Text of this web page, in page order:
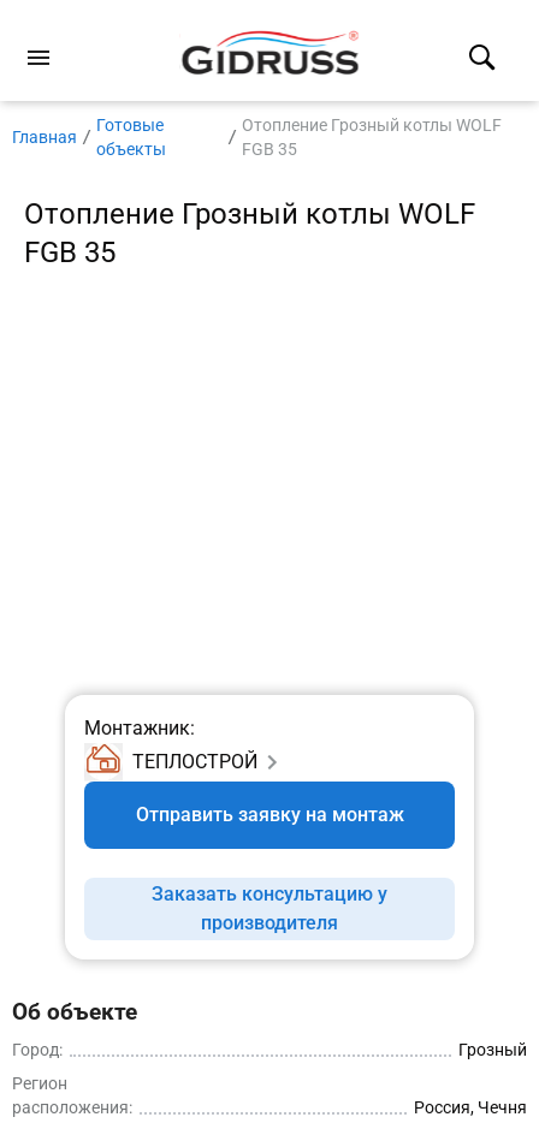
Главная
Готовые
объекты
Отопление Грозный котлы WOLF
FGB 35
Отопление Грозный котлы WOLF
FGB 35
Монтажник:
ТЕПЛОСТРОЙ
Отправить заявку на монтаж
Заказать консультацию у
производителя
Об объекте
Город:
Грозный
Регион
расположения:
Россия, Чечня